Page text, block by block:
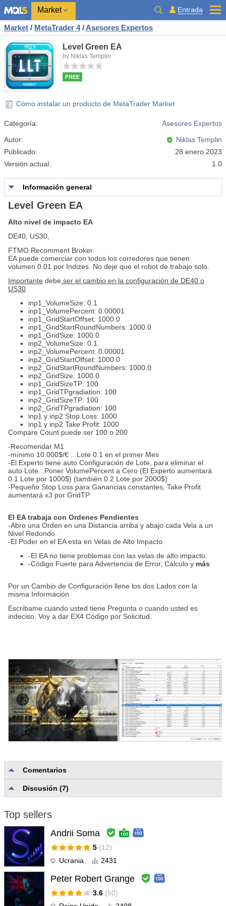
Market Entrada
Market / MetaTrader 4 / Asesores Expertos
Level Green EA
by Niklas Templin
FREE
Cómo instalar un producto de MetaTrader Market
Categoría:
Asesores Expertos
Autor:
Niklas Templin
Publicado:
28 enero 2023
Versión actual:
1.0
Información general
Level Green EA
Alto nivel de impacto EA
DE40, US30,
FTMO Recomment Broker.
EA puede comerciar con todos los corredores que tienen
volumen 0.01 por Indizes. No deje que el robot de trabajo solo.
Importante debe ser el cambio en la configuración de DE40 o
US30
inp1_VolumeSize: 0.1
inp1_VolumePercent: 0.00001
inp1_GridStartOffset: 1000.0
inp1_GridStartRoundNumbers: 1000.0
inp1_GridSize: 1000.0
inp2_VolumeSize: 0.1
inp2_VolumePercent: 0.00001
inp2_GridStartOffset: 1000.0
inp2_GridStartRoundNumbers: 1000.0
inp2_GridSize: 1000.0
inp1_GridSizeTP: 100
inp1_GridTPgradiation: 100
inp2_GridSizeTP: 100
inp2_GridTPgradiation: 100
inp1 y inp2 Stop Loss: 1000
inp1 y inp2 Take Profit: 1000
Compare Count puede ser 100 o 200
-Recomendar M1
-mínimo 10.000$/€ ...Lote 0.1 en el primer Mes
-El Experto tiene auto Configuración de Lote, para eliminar el
auto Lote...Poner VolumePercent a Cero (El Experto aumentará
0.1 Lote por 1000$) (también 0.2 Lote por 2000$)
-Pequeño Stop Loss para Ganancias constantes, Take Profit
aumentará x3 por GridTP
El EA trabaja con Ordenes Pendientes
-Abro una Orden en una Distancia arriba y abajo cada Vela a un
Nivel Redondo.
-El Poder en el EA esta en Velas de Alto Impacto
-El EA no tiene problemas con las velas de alto impacto.
-Código Fuerte para Advertencia de Error, Cálculo y más
Por un Cambio de Configuración llene los dos Lados con la
misma Información.
Escríbame cuando usted tiene Pregunta o cuando usted es
indeciso. Voy a dar EX4 Código por Solicitud.
Comentarios
Discusión (7)
Top sellers
Andrii Soma
5 (12)
Ucrania
2431
Peter Robert Grange
3.6 (50)